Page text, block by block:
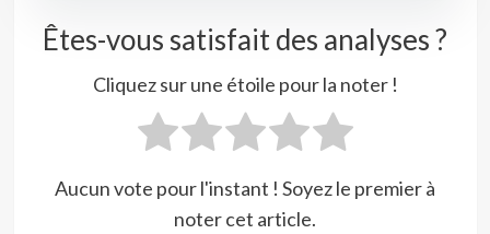
Êtes-vous satisfait des analyses ?
Cliquez sur une étoile pour la noter !
Aucun vote pour l'instant ! Soyez le premier à
noter cet article.